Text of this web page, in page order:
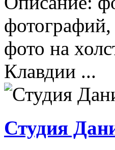
фото на
Клавдии ...
Студия